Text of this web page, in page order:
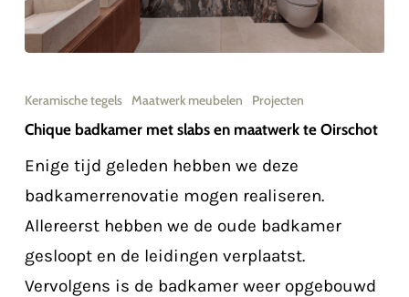
badkamer
met
slabs
en
maatwerk
te
Oirschot
Keramische tegels Maatwerk meubelen Projecten
Chique badkamer met slabs en maatwerk te Oirschot
Enige tijd geleden hebben we deze
badkamerrenovatie mogen realiseren.
Allereerst hebben we de oude badkamer
gesloopt en de leidingen verplaatst.
Vervolgens is de badkamer weer opgebouwd